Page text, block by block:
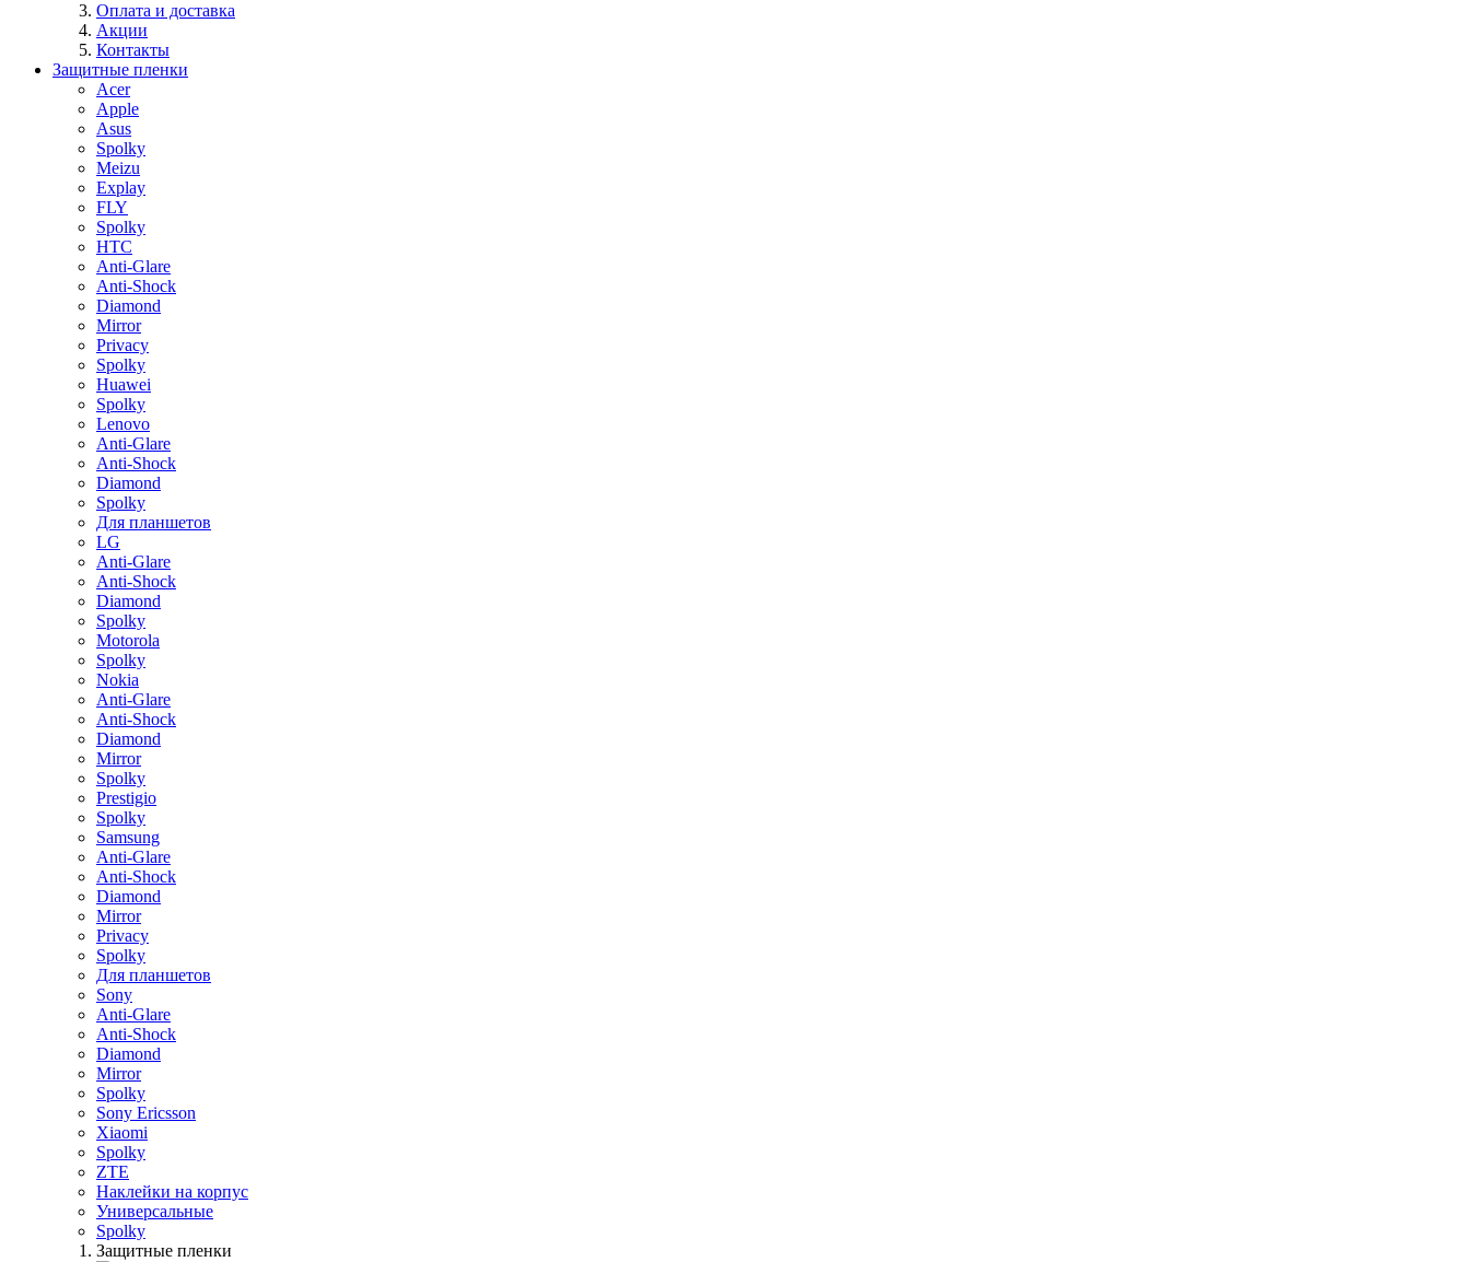
Оплата и доставка
Акции
Контакты
Защитные пленки
Acer
Apple
Asus
Spolky
Meizu
Explay
FLY
Spolky
HTC
Anti-Glare
Anti-Shock
Diamond
Mirror
Privacy
Spolky
Huawei
Spolky
Lenovo
Anti-Glare
Anti-Shock
Diamond
Spolky
Для планшетов
LG
Anti-Glare
Anti-Shock
Diamond
Spolky
Motorola
Spolky
Nokia
Anti-Glare
Anti-Shock
Diamond
Mirror
Spolky
Prestigio
Spolky
Samsung
Anti-Glare
Anti-Shock
Diamond
Mirror
Privacy
Spolky
Для планшетов
Sony
Anti-Glare
Anti-Shock
Diamond
Mirror
Spolky
Sony Ericsson
Xiaomi
Spolky
ZTE
Наклейки на корпус
Универсальные
Spolky
Защитные пленки